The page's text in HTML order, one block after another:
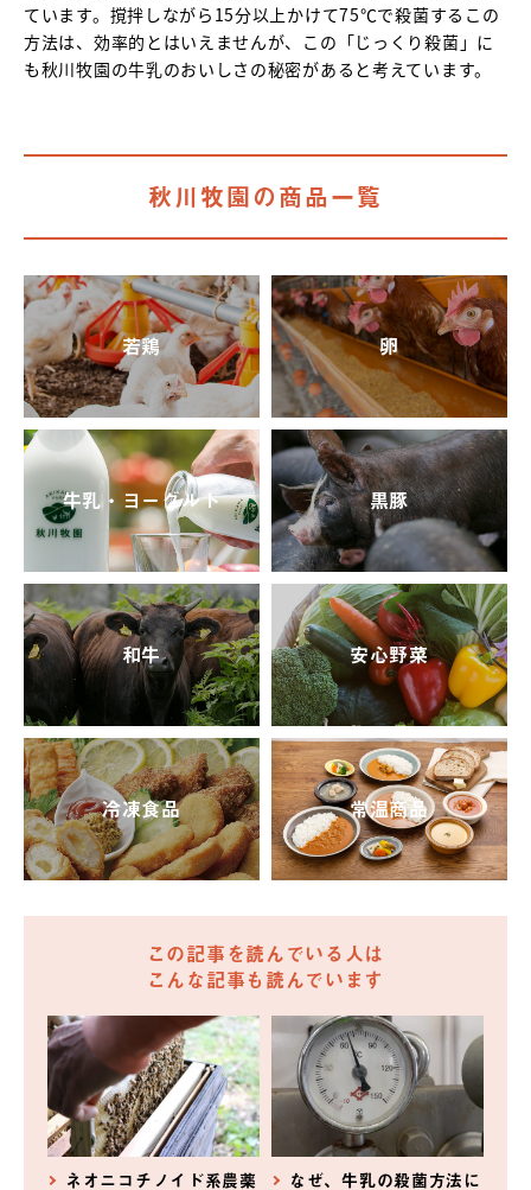
ています。撹拌しながら15分以上かけて75℃で殺菌するこの
方法は、効率的とはいえませんが、この「じっくり殺菌」に
も秋川牧園の牛乳のおいしさの秘密があると考えています。
秋川牧園の商品一覧
若鶏 卵
牛乳・ヨーグルト 黒豚
和牛 安心野菜
冷凍食品 常温商品
この記事を読んでいる人は
こんな記事も読んでいます
ネオニコチノイド系農薬 なぜ、牛乳の殺菌方法に